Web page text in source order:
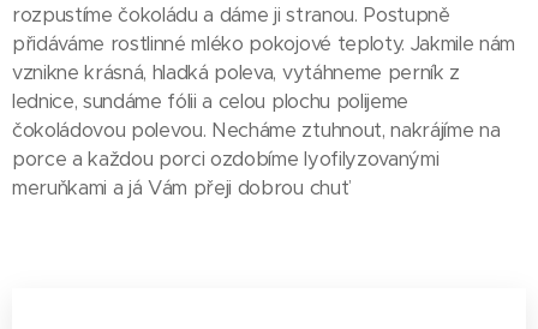
rozpustíme čokoládu a dáme ji stranou. Postupně
přidáváme rostlinné mléko pokojové teploty. Jakmile nám
vznikne krásná, hladká poleva, vytáhneme perník z
lednice, sundáme fólii a celou plochu polijeme
čokoládovou polevou. Necháme ztuhnout, nakrájíme na
porce a každou porci ozdobíme lyofilyzovanými
meruňkami a já Vám přeji dobrou chuť